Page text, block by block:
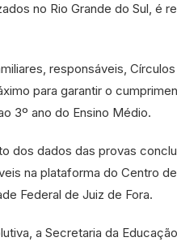
no Rio Grande do Sul, é
responsáveis,
para garantir o
3º ano do Ensino Médio.
dos dados das provas
na plataforma do Centro
Federal de Juiz de Fora.
a Secretaria da